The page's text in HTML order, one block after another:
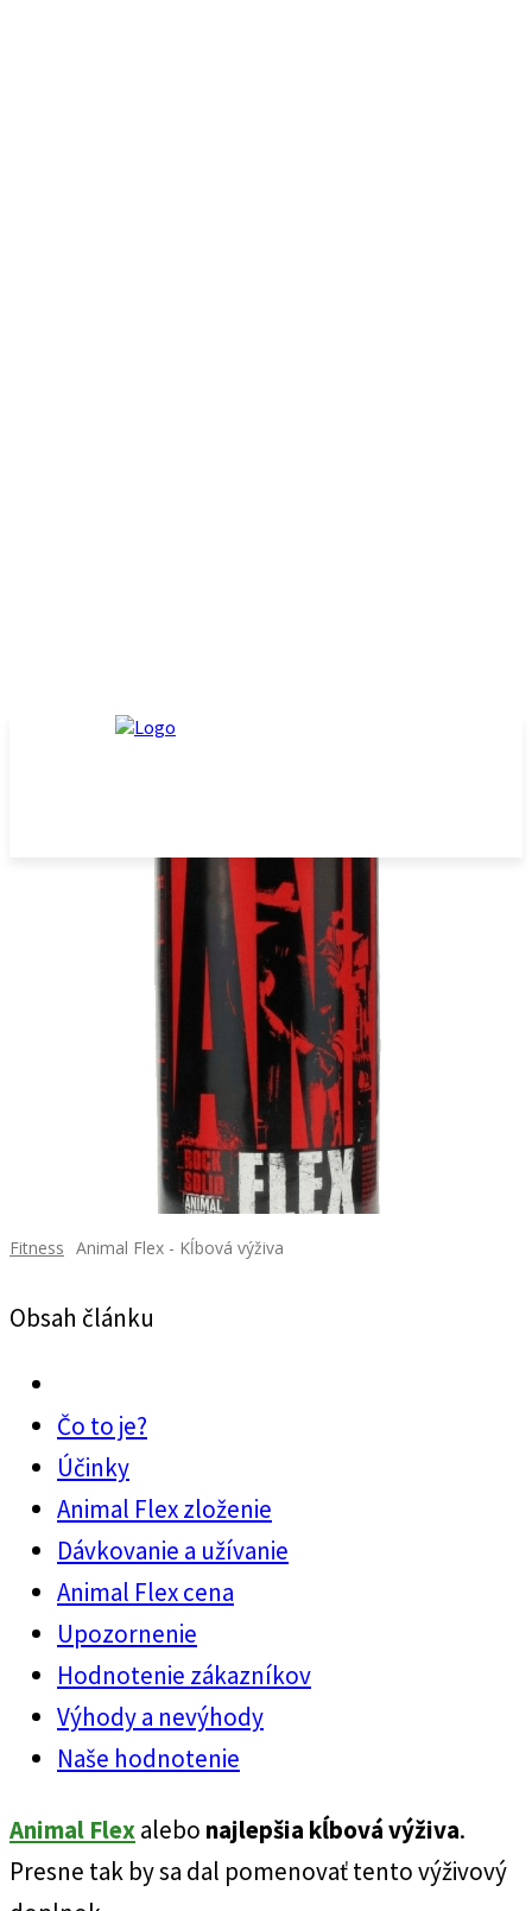
Fitness Animal Flex - Kĺbová výživa
Obsah článku
Čo to je?
Účinky
Animal Flex zloženie
Dávkovanie a užívanie
Animal Flex cena
Upozornenie
Hodnotenie zákazníkov
Výhody a nevýhody
Naše hodnotenie
Animal Flexalebo najlepšia kĺbová výživa.
Presne tak by sa dal pomenovať tento výživový